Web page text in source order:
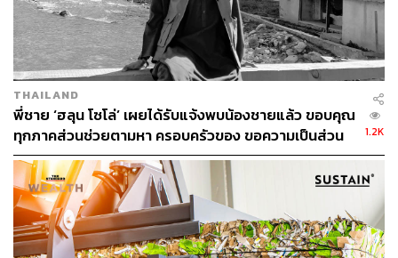
อีกทั้งในระบบนิเวศตามธรรมชาตินั้น สิ่งมีชีวิตทั้งหลายมี
ความสัมพันธ์ซึ่งกันและกัน การทำลายหรือย้ายกัลปังหาจาก
แหล่งที่อยู่เดิมถือเป็นการกระทำที่ไม่สมควร เพราะเป็นการ
ทำลายที่อยู่อาศัยของสัตว์ทะเลขนาดเล็ก ส่งผลกระทบต่อ
ระบบนิเวศ ทำให้สัตว์น้ำขนาดเล็กไม่มีที่หลบสัตว์นักล่า จึงไม่
สามารถเจริญเติบโตและอาจสูญพันธุ์ได้
นอกจากนี้ กัลปังหาเป็นสัตว์ทะเลที่เจริญเติบโตค่อนข้างช้า
บางชนิดอาจใช้เวลาเป็นร้อยปีในการเติบโตเพียงแค่ 1 ฟุต
และในหนึ่งต้นนั้นมีตัวกัลปังหาอยู่เป็นจำนวนมาก ดังนั้นการ
ทำลายกัลปังหาหนึ่งต้นเท่ากับทำลายตัวกัลปังหาหลายหมื่น
หลายแสนตัว และเป็นการทำลายระบบนิเวศทางทะเลอีกด้วย
THAILAND
พี่ชาย ‘ฮลุน โซโล่’ เผยได้รับแจ้งพบน้องชายแล้ว ขอบคุณ
ทุกภาคส่วนช่วยตามหา ครอบครัวของ ขอความเป็นส่วน
ตัว งดแพร่ข้อมูลที่ยังไม่ยืนยัน
1.2K